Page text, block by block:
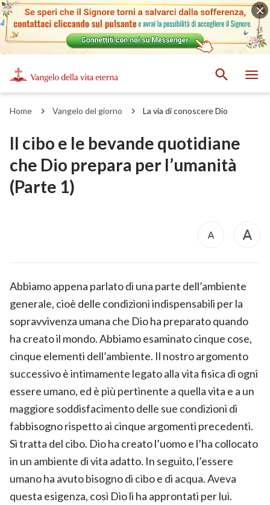
Home Vangelo del giorno La via di conoscere Dio
Il cibo e le bevande quotidiane
che Dio prepara per l’umanità
(Parte 1)
Abbiamo appena parlato di una parte dell’ambiente
generale, cioè delle condizioni indispensabili per la
sopravvivenza umana che Dio ha preparato quando
ha creato il mondo. Abbiamo esaminato cinque cose,
cinque elementi dell’ambiente. Il nostro argomento
successivo è intimamente legato alla vita fisica di ogni
essere umano, ed è più pertinente a quella vita e a un
maggiore soddisfacimento delle sue condizioni di
fabbisogno rispetto ai cinque argomenti precedenti.
Si tratta del cibo. Dio ha creato l’uomo e l’ha collocato
in un ambiente di vita adatto. In seguito, l’essere
umano ha avuto bisogno di cibo e di acqua. Aveva
questa esigenza, così Dio li ha approntati per lui.